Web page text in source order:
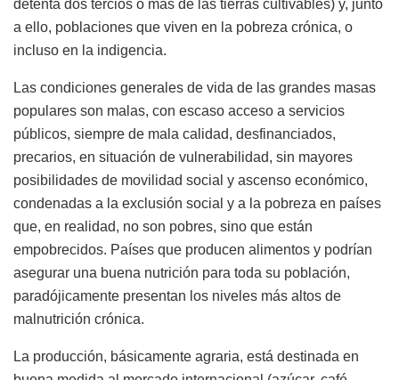
detenta dos tercios o más de las tierras cultivables) y, junto
a ello, poblaciones que viven en la pobreza crónica, o
incluso en la indigencia.
Las condiciones generales de vida de las grandes masas
populares son malas, con escaso acceso a servicios
públicos, siempre de mala calidad, desfinanciados,
precarios, en situación de vulnerabilidad, sin mayores
posibilidades de movilidad social y ascenso económico,
condenadas a la exclusión social y a la pobreza en países
que, en realidad, no son pobres, sino que están
empobrecidos. Países que producen alimentos y podrían
asegurar una buena nutrición para toda su población,
paradójicamente presentan los niveles más altos de
malnutrición crónica.
La producción, básicamente agraria, está destinada en